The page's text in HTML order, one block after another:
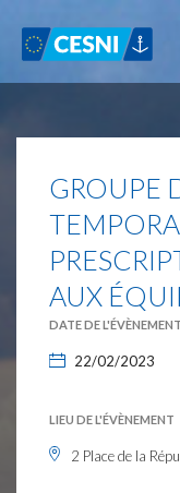
GROUPE
AUX
DATE DE L'ÉVÈNEMENT
22/02/2023
LIEU DE L'ÉVÈNEMENT
2 Place de la